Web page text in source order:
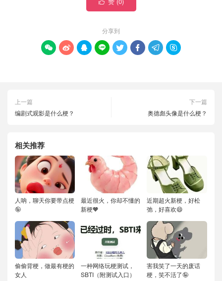

分享到
       
上一篇
编剧式观影是什么梗？
下一篇
奥德彪头像是什么梗？
相关推荐
人呐，聊天你要带点梗
🤪
最近很火，你却不懂的
新梗🧡
近期超火新梗，好松
弛，好喜欢😄
偷偷背梗，做最有梗的
女人
一种网络玩梗测试，
SBTI（附测试入口）
害我笑了一天的废话
梗，笑不活了🤪